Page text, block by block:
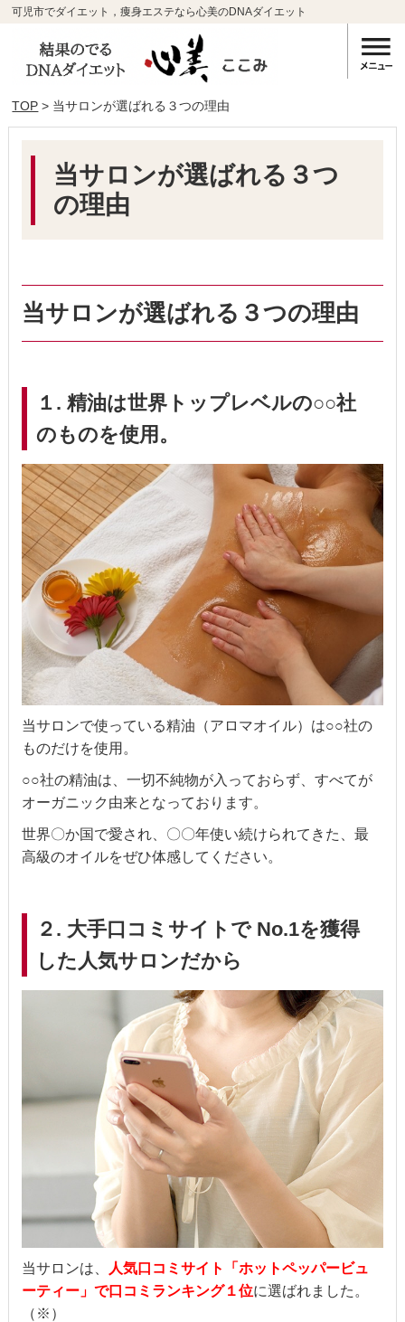
可児市でダイエット，痩身エステなら心美のDNAダイエット
TOP > 当サロンが選ばれる３つの理由
当サロンが選ばれる３つ
の理由
当サロンが選ばれる３つの理由
１. 精油は世界トップレベルの○○社
のものを使用。
当サロンで使っている精油（アロマオイル）は○○社の
ものだけを使用。
○○社の精油は、一切不純物が入っておらず、すべてが
オーガニック由来となっております。
世界〇か国で愛され、〇〇年使い続けられてきた、最
高級のオイルをぜひ体感してください。
２. 大手口コミサイトで No.1を獲得
した人気サロンだから
当サロンは、
人気口コミサイト「ホットペッパービュ
ーティー」で口コミランキング１位に選ばれました。
（※）